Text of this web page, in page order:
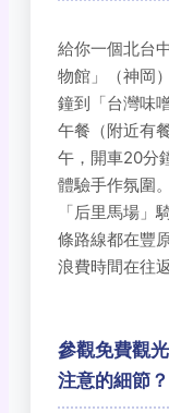
給你一個北台
物館」（神岡
鐘到「台灣味
午餐（附近有
午，開車20分
體驗手作氛圍
「后里馬場
條路線都在豐
浪費時間在往
參觀免費觀
注意的細節？